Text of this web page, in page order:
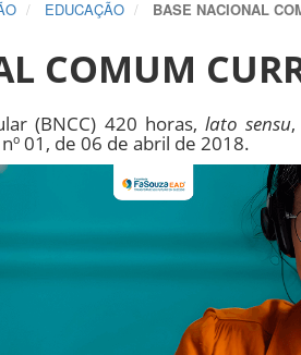
EDUCAÇÃO BASE NACIONAL
COMUM
(BNCC) 420 horas,lato sensu
01, de 06 de abril de 2018.